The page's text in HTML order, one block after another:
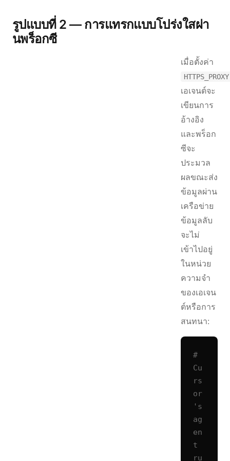
รูปแบบที่ 2 — การแทรกแบบโปร่งใสผ่า
นพร็อกซี
เมื่อตั้งค่า
HTTPS_PROXY
เอเจนต์จะ
เขียนการ
อ้างอิง
และพร็อก
ซีจะ
ประมวล
ผลขณะส่ง
ข้อมูลผ่าน
เครือข่าย
ข้อมูลลับ
จะไม่
เข้าไปอยู่
ในหน่วย
ความจำ
ของเอเจน
ต์หรือการ
สนทนา:
#
Cu
rs
or
's
ag
en
t
ru